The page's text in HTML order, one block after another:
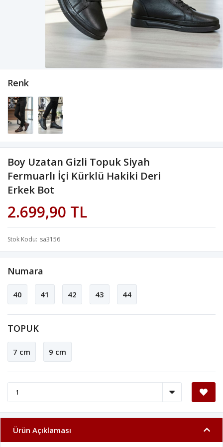
Boy Uzatan Gizli Topuk Siyah
Fermuarlı İçi Kürklü Hakiki Deri
Erkek Bot
2.699,90 TL
Stok Kodu sa3156
Renk
Numara
40 41 42 43 44
TOPUK
7 cm 9 cm
Ürün Açıklaması